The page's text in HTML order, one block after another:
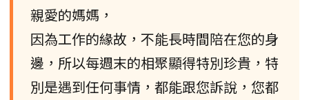
親愛的媽媽，
因為工作的緣故，不能長時間陪在您的身
邊，所以每週末的相聚顯得特別珍貴，特
別是遇到任何事情，都能跟您訴說，您都